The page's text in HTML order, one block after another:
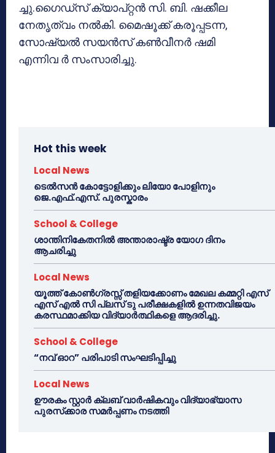
ച്ചു.ഗൈഡ്‌സ് ക്യാപ്റ്റന്‍ സി. ബി. ഷക്കീല
നേതൃത്വം നല്‍കി. മൈഷൂക്ക് കരൂപ്പടന്ന,
സോഷ്യല്‍ സയന്‍സ് കണ്‍വീനര്‍ ഷമി
എന്നിവ ര്‍ സംസാരിച്ചു.
Hot this week
Local News
ടെൽസൻ കോട്ടോളിക്കും ലിയോ പോളിനും
ജെ.എഫ്.എസ്. പുരസ്കാരം
School & College
ശാന്തിനികേതനിൽ അന്താരാഷ്ട്ര യോഗ ദിനം
ആചരിച്ചു
Local News
യൂത്ത് കോൺഗ്രസ്സ് തളിയക്കോണം മേഖല കമ്മറ്റി എസ്
എസ് എൽ സി പ്ലസ് ടു പരീക്ഷകളിൽ ഉന്നതവിജയം
കരസ്ഥമാക്കിയ വിദ്യാർത്ഥികളെ ആദരിച്ചു.
School & College
“നവ് ഓറ” പരിപാടി സംഘടിപ്പിച്ചു
Local News
ഊരകം സ്റ്റാർ ക്ലബ് വാർഷികവും വിദ്യാഭ്യാസ
പുരസ്‌ക്കാര സമർപ്പണം നടത്തി